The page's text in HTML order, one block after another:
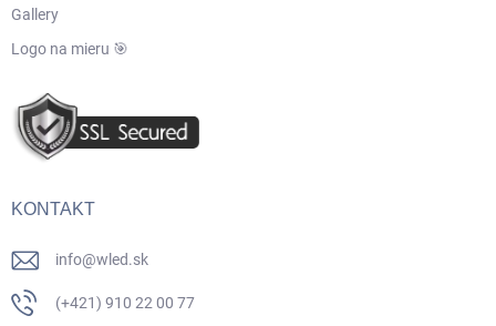
Gallery
Logo na mieru 🎯
KONTAKT
info@wled.sk
(+421) 910 22 00 77